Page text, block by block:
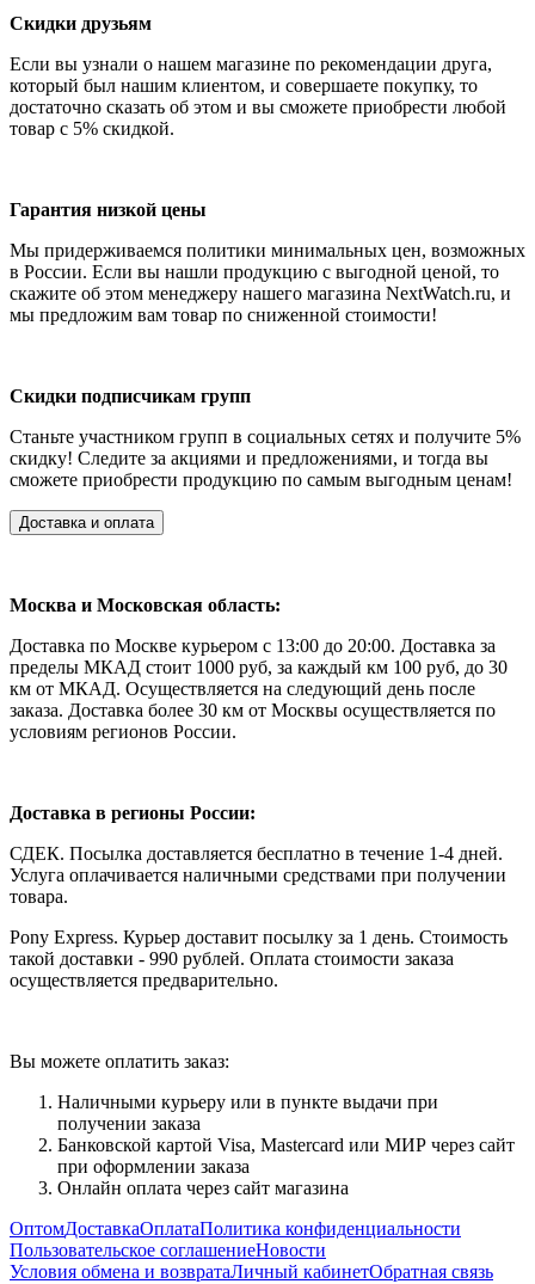
Скидки друзьям
Если вы узнали о нашем магазине по рекомендации друга,
который был нашим клиентом, и совершаете покупку, то
достаточно сказать об этом и вы сможете приобрести любой
товар с 5% скидкой.
Гарантия низкой цены
Мы придерживаемся политики минимальных цен, возможных
в России. Если вы нашли продукцию с выгодной ценой, то
скажите об этом менеджеру нашего магазина NextWatch.ru, и
мы предложим вам товар по сниженной стоимости!
Скидки подписчикам групп
Станьте участником групп в социальных сетях и получите 5%
скидку! Следите за акциями и предложениями, и тогда вы
сможете приобрести продукцию по самым выгодным ценам!
Доставка и оплата
Москва и Московская область:
Доставка по Москве курьером с 13:00 до 20:00. Доставка за
пределы МКАД стоит 1000 руб, за каждый км 100 руб, до 30
км от МКАД. Осуществляется на следующий день после
заказа. Доставка более 30 км от Москвы осуществляется по
условиям регионов России.
Доставка в регионы России:
СДЕК. Посылка доставляется бесплатно в течение 1-4 дней.
Услуга оплачивается наличными средствами при получении
товара.
Pony Express. Курьер доставит посылку за 1 день. Стоимость
такой доставки - 990 рублей. Оплата стоимости заказа
осуществляется предварительно.
Вы можете оплатить заказ:
Наличными курьеру или в пункте выдачи при
получении заказа
Банковской картой Visa, Mastercard или МИР через сайт
при оформлении заказа
Онлайн оплата через сайт магазина
ОптомДоставкаОплатаПолитика конфиденциальности
Пользовательское соглашениеНовости
Условия обмена и возвратаЛичный кабинетОбратная связь